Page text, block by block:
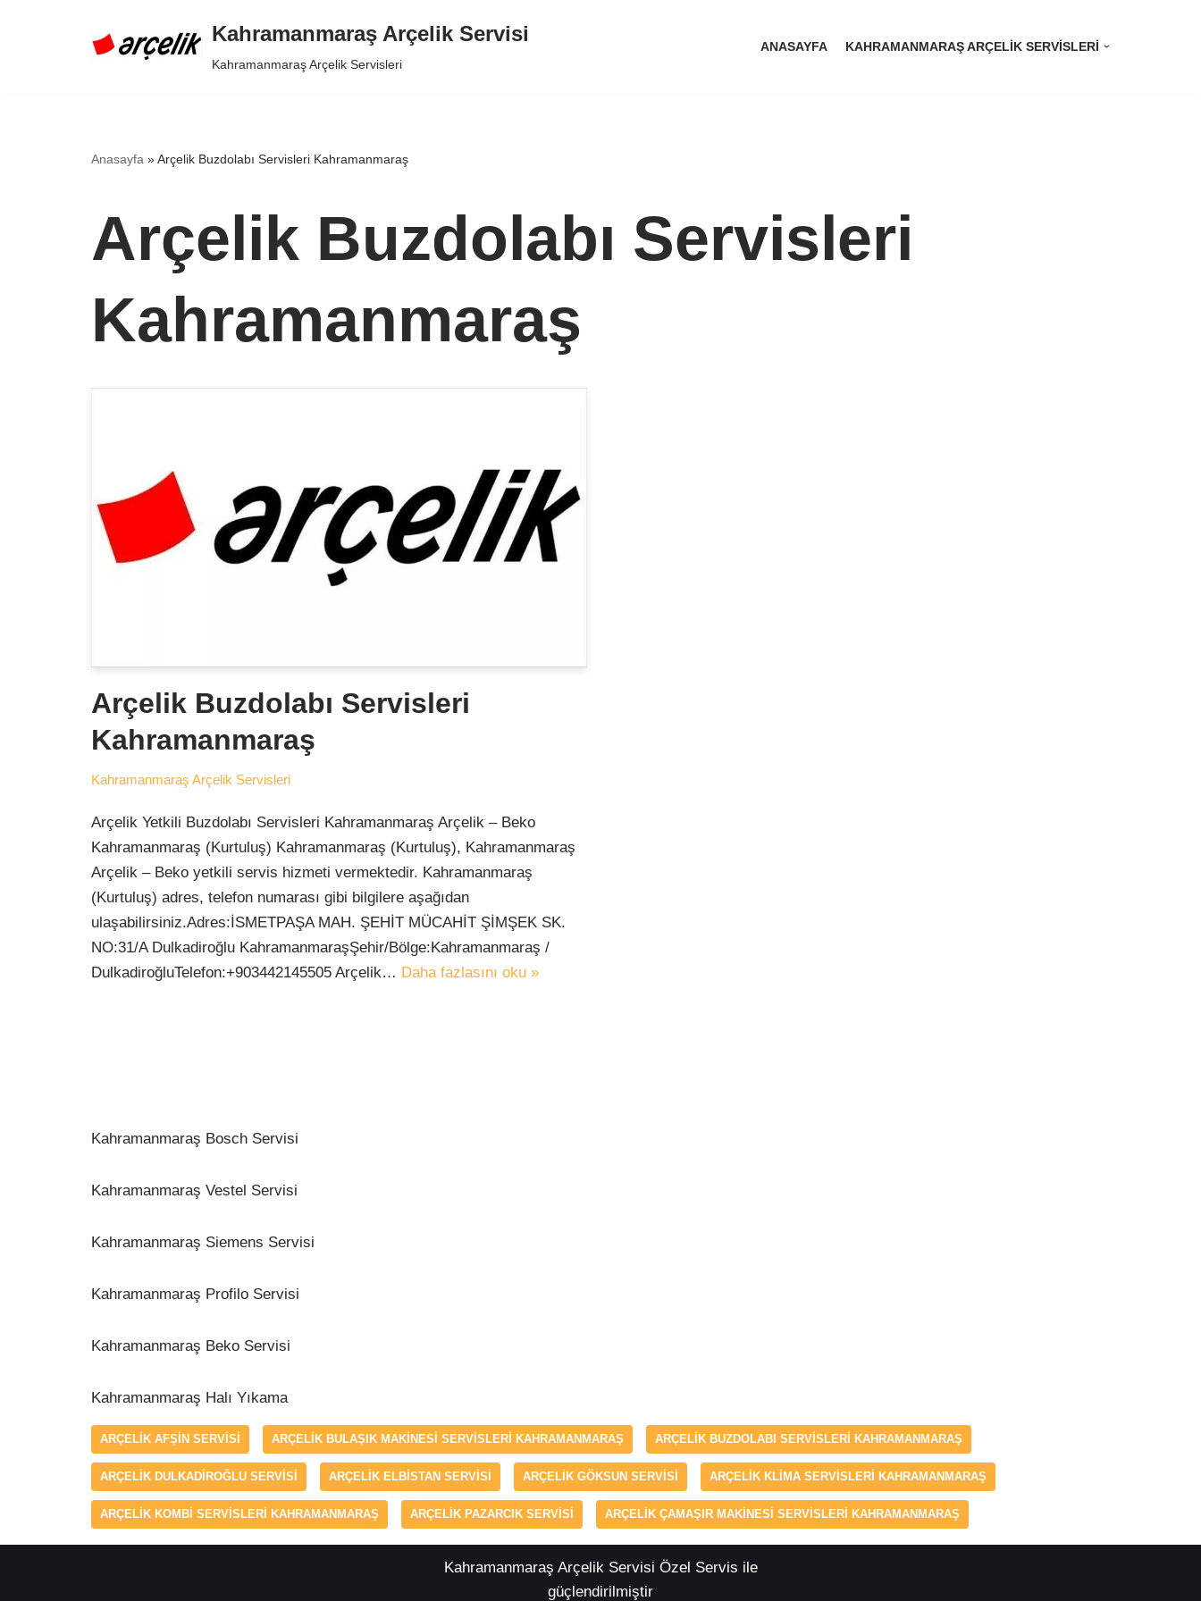
Kahramanmaraş Arçelik Servisi
Kahramanmaraş Arçelik Servisleri
ANASAYFA KAHRAMANMARAŞ ARÇELIK SERVISLERI
Anasayfa »Arçelik Buzdolabı Servisleri Kahramanmaraş
Arçelik Buzdolabı Servisleri
Kahramanmaraş
Arçelik Buzdolabı Servisleri
Kahramanmaraş
Kahramanmaraş Arçelik Servisleri
Arçelik Yetkili Buzdolabı Servisleri Kahramanmaraş Arçelik – Beko
Kahramanmaraş (Kurtuluş) Kahramanmaraş (Kurtuluş), Kahramanmaraş
Arçelik – Beko yetkili servis hizmeti vermektedir. Kahramanmaraş
(Kurtuluş) adres, telefon numarası gibi bilgilere aşağıdan
ulaşabilirsiniz.Adres:İSMETPAŞA MAH. ŞEHİT MÜCAHİT ŞİMŞEK SK.
NO:31/A Dulkadiroğlu KahramanmaraşŞehir/Bölge:Kahramanmaraş /
DulkadiroğluTelefon:+903442145505 Arçelik… Daha fazlasını oku »
Kahramanmaraş Bosch Servisi
Kahramanmaraş Vestel Servisi
Kahramanmaraş Siemens Servisi
Kahramanmaraş Profilo Servisi
Kahramanmaraş Beko Servisi
Kahramanmaraş Halı Yıkama
ARÇELIK AFŞIN SERVISI ARÇELIK BULAŞIK MAKINESI SERVISLERI KAHRAMANMARAŞ ARÇELIK BUZDOLABI SERVISLERI KAHRAMANMARAŞ
ARÇELIK DULKADIROĞLU SERVISI ARÇELIK ELBISTAN SERVISI ARÇELIK GÖKSUN SERVISI ARÇELIK KLIMA SERVISLERI KAHRAMANMARAŞ
ARÇELIK KOMBI SERVISLERI KAHRAMANMARAŞ ARÇELIK PAZARCIK SERVISI ARÇELIK ÇAMAŞIR MAKINESI SERVISLERI KAHRAMANMARAŞ
Kahramanmaraş Arçelik Servisi Özel Servis ile
güçlendirilmiştir